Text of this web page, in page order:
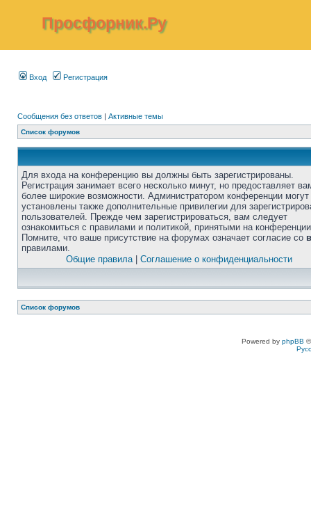
Просфорник.Ру
Вход Регистрация
Сообщения без ответов | Активные темы
Список форумов
Для входа на конференцию вы должны быть зарегистрированы.
Регистрация занимает всего несколько минут, но предоставляет
более широкие возможности. Администратором конференции
установлены также дополнительные привилегии для
пользователей. Прежде чем зарегистрироваться, вам следует
ознакомиться с правилами и политикой, принятыми на
Помните, что ваше присутствие на форумах означает согласие со
правилами.
Общие правила| Соглашение о конфиденциальности
Список форумов
Powered by phpBB